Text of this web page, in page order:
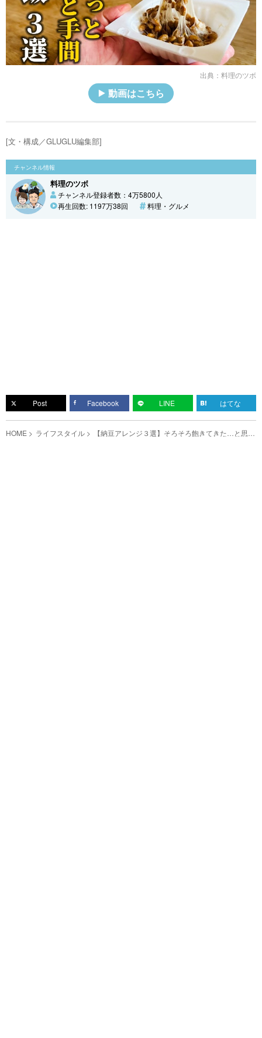
出典： 料理のツボ
動画はこちら
[文・構成／GLUGLU編集部]
チャンネル情報
料理のツボ
チャンネル登録者数：4万5800人
再生回数: 1197万38回
料理・グルメ
Post Facebook LINE はてな
HOME ライフスタイル 【納豆アレンジ３選】そろそろ飽きてきた…と思っ
たら、これおいしいよ！